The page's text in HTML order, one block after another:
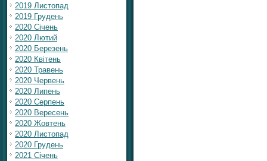
2019 Листопад
2019 Грудень
2020 Січень
2020 Лютий
2020 Березень
2020 Квітень
2020 Травень
2020 Червень
2020 Липень
2020 Серпень
2020 Вересень
2020 Жовтень
2020 Листопад
2020 Грудень
2021 Січень